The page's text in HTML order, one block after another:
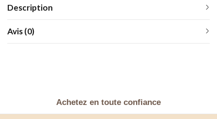
Description
Avis (0)
Achetez en toute confiance